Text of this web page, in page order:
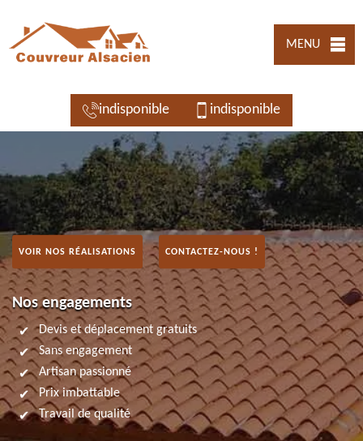
MENU
indisponible indisponible
VOIR NOS RÉALISATIONS CONTACTEZ-NOUS !
Nos engagements
Devis et déplacement gratuits
Sans engagement
Artisan passionné
Prix imbattable
Travail de qualité